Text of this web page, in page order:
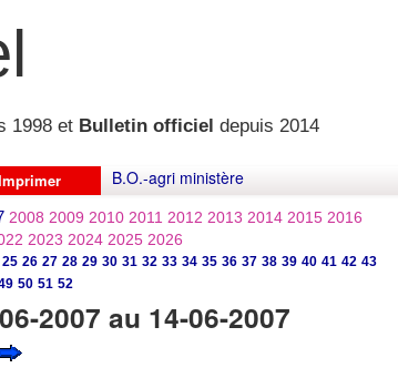
1998 et Bulletin officiel depuis 2014
B.O.-agri ministère
2008 2009 2010 2011 2012 2013 2014 2015 2016
2023 2024 2025 2026
25 26 27 28 29 30 31 32 33 34 35 36 37 38 39 40 41 42 43
50 51 52
2007 au 14-06-2007